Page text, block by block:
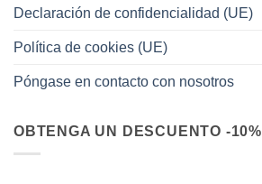
Declaración de confidencialidad (UE)
Política de cookies (UE)
Póngase en contacto con nosotros
OBTENGA UN DESCUENTO -10%